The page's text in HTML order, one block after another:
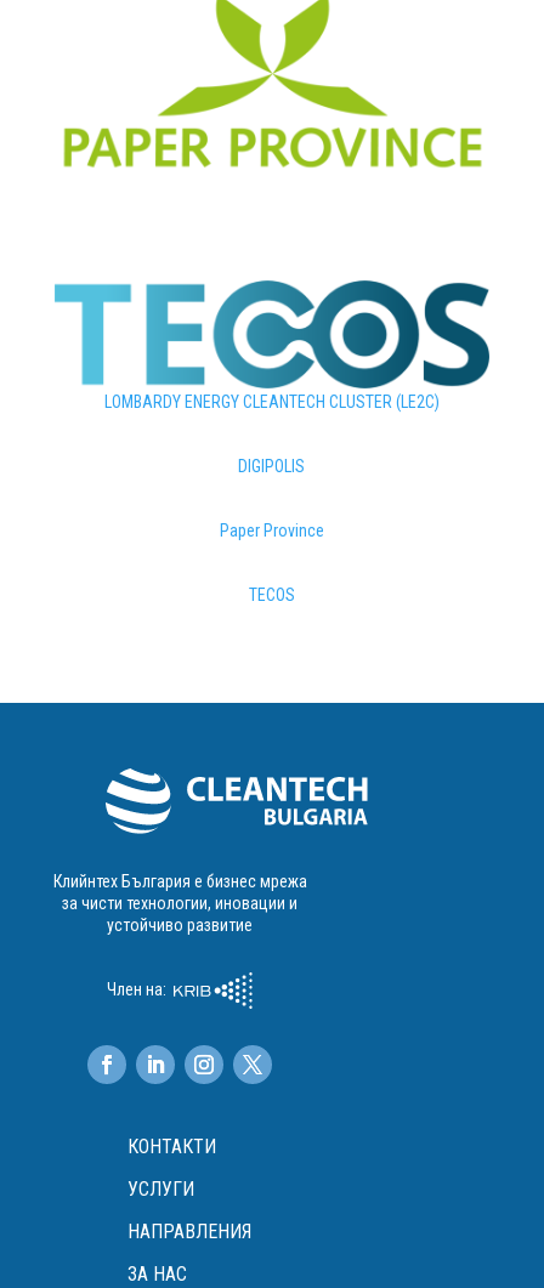
LOMBARDY ENERGY CLEANTECH CLUSTER (LE2C)
DIGIPOLIS
Paper Province
TECOS
Клийнтех България е бизнес мрежа
за чисти технологии, иновации и
устойчиво развитие
Член на:
КОНТАКТИ
УСЛУГИ
НАПРАВЛЕНИЯ
ЗА НАС